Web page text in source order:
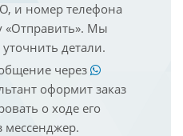
и номер телефона
«Отправить». Мы
детали.
через
оформит заказ
о ходе его
мессенджер.